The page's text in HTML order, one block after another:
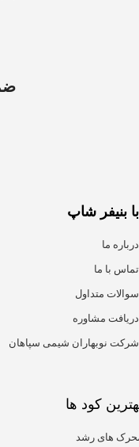
با بنیفر شاپ
درباره ما
تماس با ما
سوالات متداول
دریافت مشاوره
شرکت نوبهاران شیمی سپاهان
کود ها
های رشد